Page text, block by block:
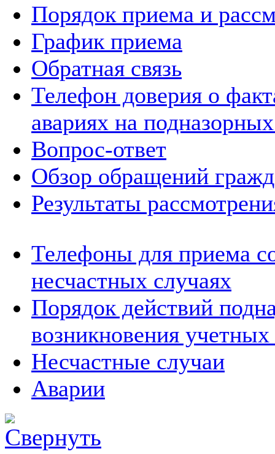
Порядок приема и
График приема
Обратная связь
Телефон доверия о
авариях на
Вопрос-ответ
Обзор обращений
Результаты
Телефоны для приема
несчастных случаях
Порядок действий
возникновения
Несчастные случаи
Аварии